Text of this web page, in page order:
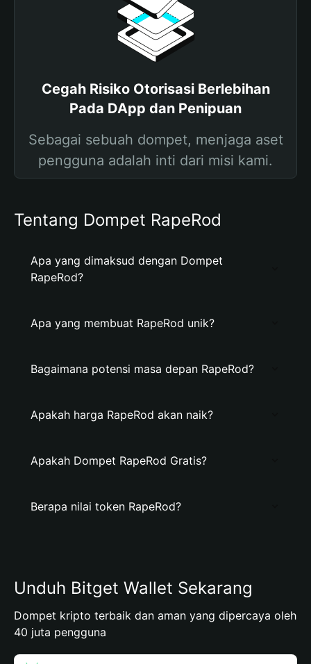
Cegah Risiko Otorisasi Berlebihan
Pada DApp dan Penipuan
Sebagai sebuah dompet, menjaga aset
pengguna adalah inti dari misi kami.
Tentang Dompet RapeRod
Apa yang dimaksud dengan Dompet
RapeRod?
Apa yang membuat RapeRod unik?
Bagaimana potensi masa depan RapeRod?
Apakah harga RapeRod akan naik?
Apakah Dompet RapeRod Gratis?
Berapa nilai token RapeRod?
Unduh Bitget Wallet Sekarang
Dompet kripto terbaik dan aman yang dipercaya oleh
40 juta pengguna